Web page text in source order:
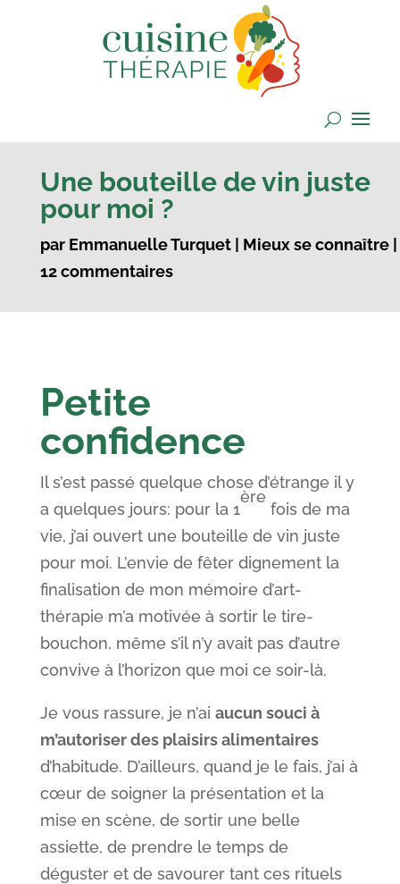
Une bouteille de vin juste
pour moi ?
par Emmanuelle Turquet| Mieux se connaître|
12 commentaires
Petite
confidence
Il s’est passé quelque chose d’étrange il y
a quelques jours: pour la 1
ère
fois de ma
vie, j’ai ouvert une bouteille de vin juste
pour moi. L’envie de fêter dignement la
finalisation de mon mémoire d’art-
thérapie m’a motivée à sortir le tire-
bouchon, même s’il n’y avait pas d’autre
convive à l’horizon que moi ce soir-là.
Je vous rassure, je n’ai aucun souci à
m’autoriser des plaisirs alimentaires
d’habitude. D’ailleurs, quand je le fais, j’ai à
cœur de soigner la présentation et la
mise en scène, de sortir une belle
assiette, de prendre le temps de
déguster et de savourer tant ces rituels